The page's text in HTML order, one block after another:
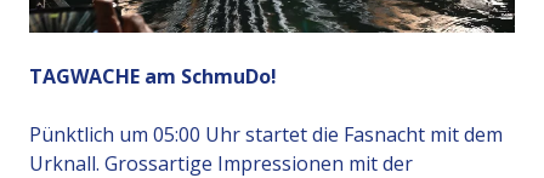
TAGWACHE am SchmuDo!
Pünktlich um 05:00 Uhr startet die Fasnacht mit dem
Urknall. Grossartige Impressionen mit der